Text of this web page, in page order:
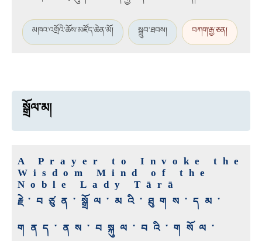
མཁའ་འགྲོའི་ཆོས་མཛོད་ཆེན་མོ། སྒྲུབ་ཐབས། བཀག་རྒྱ་ཅན།
སྒྲོལ་མ།
A Prayer to Invoke the
Wisdom Mind of the
Noble Lady Tārā
རྗེ་བཙུན་སྒྲོལ་མའི་ཐུགས་དམ་
གནད་ནས་བསྐུལ་བའི་གསོལ་